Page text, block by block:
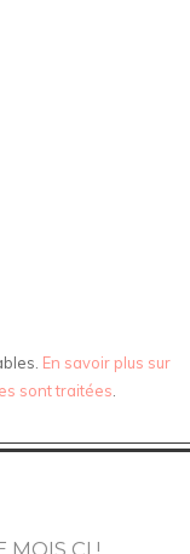
En savoir plus sur
sont traitées.